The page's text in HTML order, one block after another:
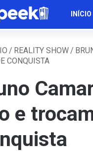
INÍCIO
/ REALITY SHOW/
CONQUISTA
e